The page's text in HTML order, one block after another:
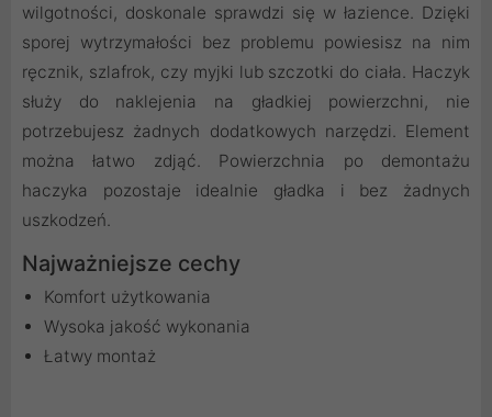
wilgotności, doskonale sprawdzi się w łazience. Dzięki
sporej wytrzymałości bez problemu powiesisz na nim
ręcznik, szlafrok, czy myjki lub szczotki do ciała. Haczyk
służy do naklejenia na gładkiej powierzchni, nie
potrzebujesz żadnych dodatkowych narzędzi. Element
można łatwo zdjąć. Powierzchnia po demontażu
haczyka pozostaje idealnie gładka i bez żadnych
uszkodzeń.
Najważniejsze cechy
Komfort użytkowania
Wysoka jakość wykonania
Łatwy montaż